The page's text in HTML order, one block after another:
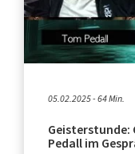
05.02.2025 - 64 Min.
Geisterstunde:
Pedall im